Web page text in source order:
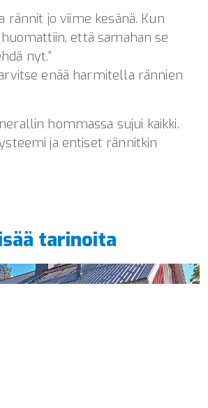
rännit jo viime kesänä. Kun
että samahan se
nyt.”
enää harmitella rännien
hommassa sujui kaikki.
ja entiset rännitkin
tarinoita